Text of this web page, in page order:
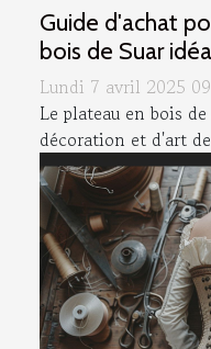
Guide d'achat
bois de Suar
Lundi 7 avril 2025
Le plateau en bois
décoration et d'art